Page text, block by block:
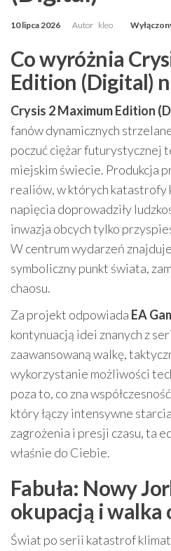
10 lipca 2026 Autor kleo
Co wyróżnia
Edition (Digital)
Crysis 2 Maximum Edition
fanów dynamicznych
poczuć ciężar futurystycznej
miejskim świecie. Produkcja
realiów, w których katastrofy
napięcia doprowadziły
inwazja obcych tylko
W centrum wydarzeń
symboliczny punkt świata,
chaosu.
Za projekt odpowiada EA
kontynuacją idei znanych z
zaawansowaną walkę,
wykorzystanie możliwości
poza to, co zna
który łączy intensywne
zagrożenia i presji czasu, ta
właśnie do Ciebie.
Fabuła: Nowy
okupacją i walka
Świat po serii katastrof